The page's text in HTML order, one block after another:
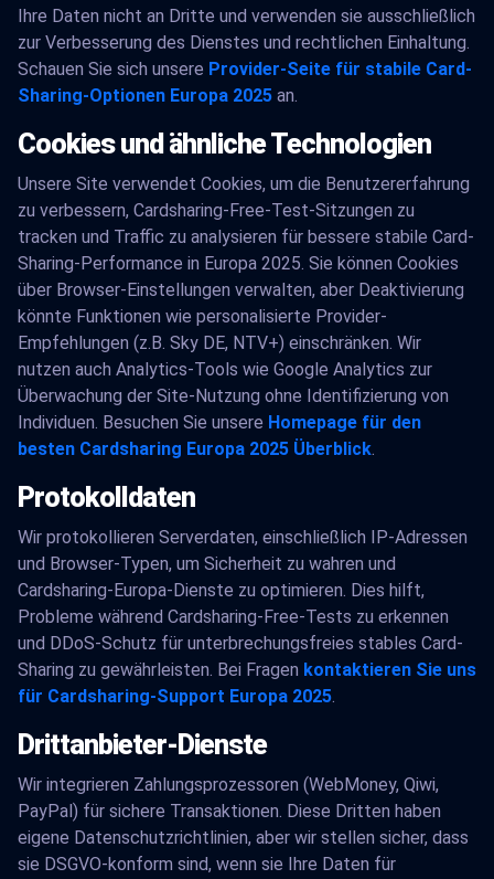
Ihre Daten nicht an Dritte und verwenden sie ausschließlich
zur Verbesserung des Dienstes und rechtlichen Einhaltung.
Schauen Sie sich unsere Provider-Seite für stabile Card-
Sharing-Optionen Europa 2025 an.
Cookies und ähnliche Technologien
Unsere Site verwendet Cookies, um die Benutzererfahrung
zu verbessern, Cardsharing-Free-Test-Sitzungen zu
tracken und Traffic zu analysieren für bessere stabile Card-
Sharing-Performance in Europa 2025. Sie können Cookies
über Browser-Einstellungen verwalten, aber Deaktivierung
könnte Funktionen wie personalisierte Provider-
Empfehlungen (z.B. Sky DE, NTV+) einschränken. Wir
nutzen auch Analytics-Tools wie Google Analytics zur
Überwachung der Site-Nutzung ohne Identifizierung von
Individuen. Besuchen Sie unsere Homepage für den
besten Cardsharing Europa 2025 Überblick.
Protokolldaten
Wir protokollieren Serverdaten, einschließlich IP-Adressen
und Browser-Typen, um Sicherheit zu wahren und
Cardsharing-Europa-Dienste zu optimieren. Dies hilft,
Probleme während Cardsharing-Free-Tests zu erkennen
und DDoS-Schutz für unterbrechungsfreies stables Card-
Sharing zu gewährleisten. Bei Fragen kontaktieren Sie uns
für Cardsharing-Support Europa 2025.
Drittanbieter-Dienste
Wir integrieren Zahlungsprozessoren (WebMoney, Qiwi,
PayPal) für sichere Transaktionen. Diese Dritten haben
eigene Datenschutzrichtlinien, aber wir stellen sicher, dass
sie DSGVO-konform sind, wenn sie Ihre Daten für